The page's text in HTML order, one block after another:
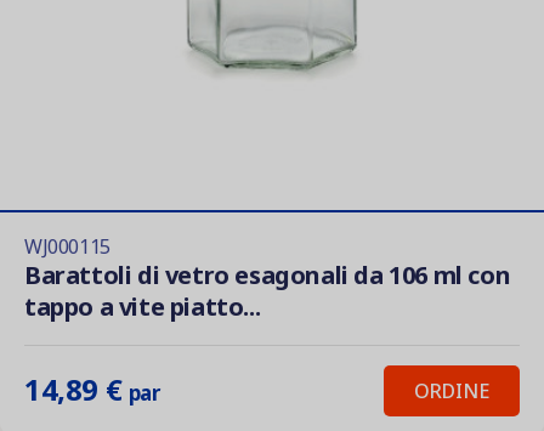
WJ000115
Barattoli di vetro esagonali da 106 ml con
tappo a vite piatto...
14,89 € par ORDINE